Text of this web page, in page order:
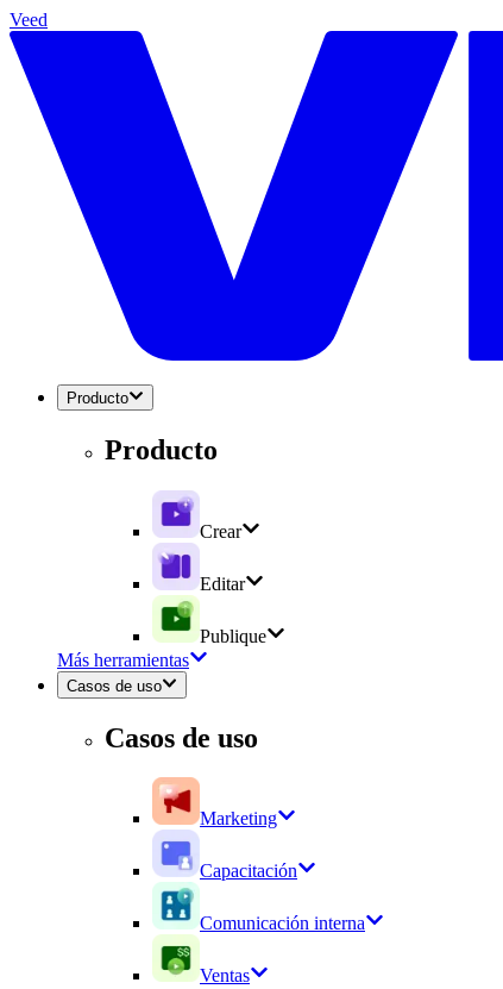
Veed
Producto
Producto
Crear
Editar
Publique
Más herramientas
Casos de uso
Casos de uso
Marketing
Capacitación
Comunicación interna
Ventas